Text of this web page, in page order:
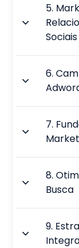
5.
Sociais
6.
7.
8.
Busca
9.